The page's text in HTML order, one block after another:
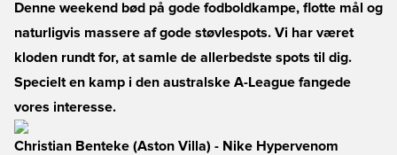
Denne weekend bød på gode fodboldkampe, flotte mål og
naturligvis massere af gode støvlespots. Vi har været
kloden rundt for, at samle de allerbedste spots til dig.
Specielt en kamp i den australske A-League fangede
vores interesse.
Christian Benteke (Aston Villa) - Nike Hypervenom